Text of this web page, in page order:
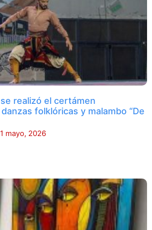
realizó el certámen
folklóricas y malambo “De
mayo, 2026